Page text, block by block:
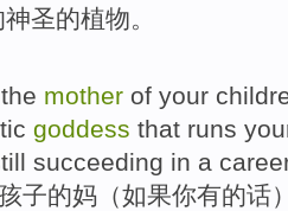
神圣的植物 。
the mother of your
goddess that runs
succeeding in a
子的妈 （如果你有的话